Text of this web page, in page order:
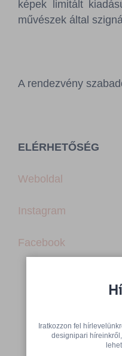
képek limitált
művészek által
A rendezvény
ELÉRHETŐSÉG
Weboldal
Instagram
Facebook
Iratkozzon fel
designipari